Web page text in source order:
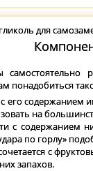
самостоятельно
понадобиться
его содержанием
на
с содержанием
по горлу»
с
запахов.